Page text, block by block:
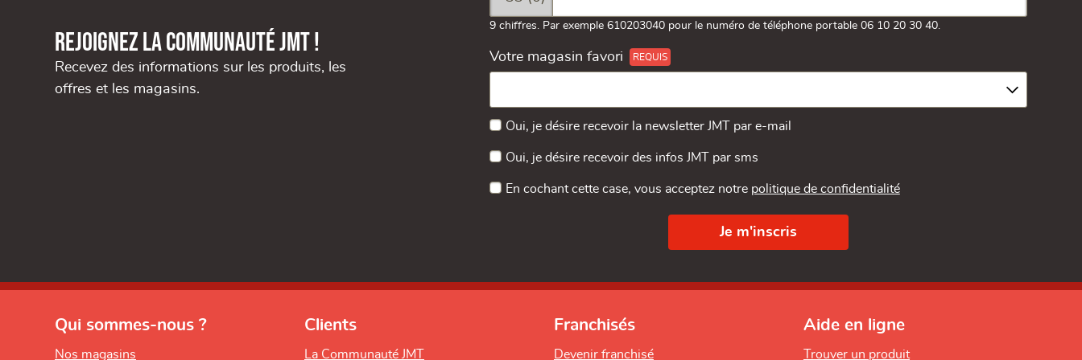
Rejoignez la communauté JMT !
Recevez des informations sur les produits, les
offres et les magasins.
9 chiffres. Par exemple 610203040 pour le numéro de téléphone portable 06 10 20 30 40.
Votre magasin favori
Oui, je désire recevoir la newsletter JMT par e-mail
Oui, je désire recevoir des infos JMT par sms
En cochant cette case, vous acceptez notre politique de confidentialité
Qui sommes-nous ?
Nos magasins
Clients
La Communauté JMT
Franchisés
Devenir franchisé
Aide en ligne
Trouver un produit